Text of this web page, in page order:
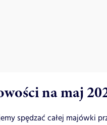
na maj
spędzać całej majówki